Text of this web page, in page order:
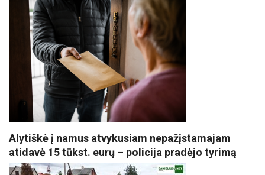
Alytiškė į namus atvykusiam nepažįstamajam
atidavė 15 tūkst. eurų – policija pradėjo tyrimą